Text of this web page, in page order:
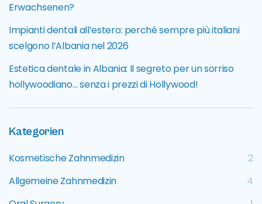
Erwachsenen?
Impianti dentali all’estero: perché sempre più italiani
scelgono l’Albania nel 2026
Estetica dentale in Albania: Il segreto per un sorriso
hollywoodiano… senza i prezzi di Hollywood!
Kategorien
Kosmetische Zahnmedizin
2
Allgemeine Zahnmedizin
4